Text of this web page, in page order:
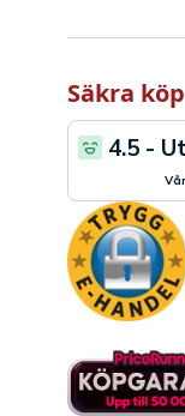
Säkra köp